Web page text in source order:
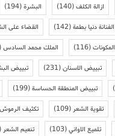
ازالة الكلف(140) البشرة(194)
الفنانة دنيا بطمة(142) القضاء على
المكونات(116) الملك محمد السادس(101)
تبييض الاسنان(231) تبييض
تبييض المنطقة الحساسة(199)
تقوية الشعر(109) تكثيف الرموش
تلميع الاواني(103) تنعيم الشعر(434)